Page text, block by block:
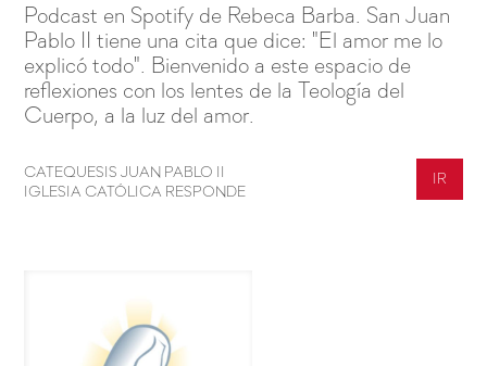
Podcast en Spotify de Rebeca Barba. San Juan
Pablo II tiene una cita que dice: "El amor me lo
explicó todo". Bienvenido a este espacio de
reflexiones con los lentes de la Teología del
Cuerpo, a la luz del amor.
CATEQUESIS JUAN PABLO II
IGLESIA CATÓLICA RESPONDE
IR